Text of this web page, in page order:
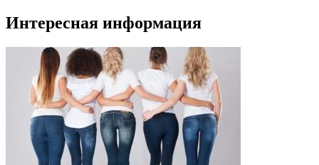
Интересная информация